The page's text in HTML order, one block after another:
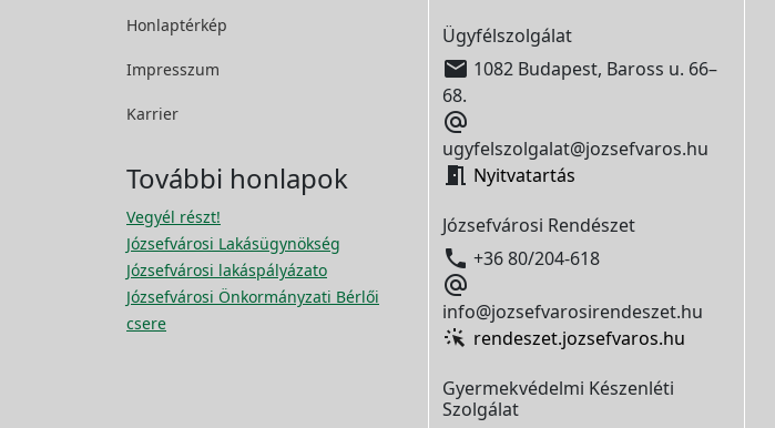
Honlaptérkép
Impresszum
Karrier
További honlapok
Vegyél részt!
Józsefvárosi Lakásügynökség
Józsefvárosi lakáspályázato
Józsefvárosi Önkormányzati Bérlői
csere
Ügyfélszolgálat
 1082 Budapest, Baross u. 66–
68.

ugyfelszolgalat@jozsefvaros.hu
 Nyitvatartás
Józsefvárosi Rendészet
 +36 80/204-618

info@jozsefvarosirendeszet.hu
rendeszet.jozsefvaros.hu
Gyermekvédelmi Készenléti
Szolgálat